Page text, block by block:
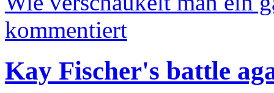
kommentiert
Kay Fischer's battle